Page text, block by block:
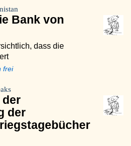
Bank von
dass die
frei
der
der